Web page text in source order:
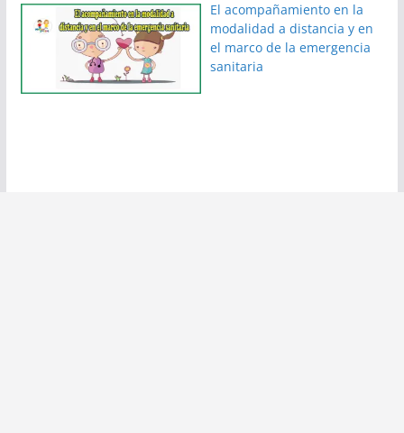
El acompañamiento en la
modalidad a distancia y en
el marco de la emergencia
sanitaria